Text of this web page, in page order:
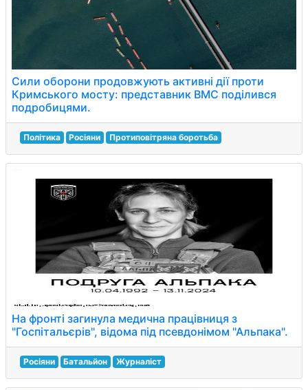
Сили оборони продовжують активні дії проти
Кримського мосту: представник ВМС поділився
подробицями.
Політика Росіяни Протиповітряна боротьба
На фронті загинула медична працівниця з
"Госпітальєрів", відома під псевдонімом "Альпака".
Росіяни Батальйон Журналіст